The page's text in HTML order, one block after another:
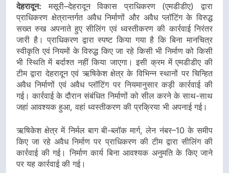
देहरादून: मसूरी–देहरादून विकास प्राधिकरण (एमडीडीए) द्वारा
प्राधिकरण क्षेत्रान्तर्गत अवैध निर्माणों और अवैध प्लॉटिंग के विरुद्ध
सख्त रुख अपनाते हुए सीलिंग एवं ध्वस्तीकरण की कार्रवाई निरंतर
जारी है। प्राधिकरण द्वारा स्पष्ट किया गया है कि बिना मानचित्र
स्वीकृति एवं नियमों के विरुद्ध किए जा रहे किसी भी निर्माण को किसी
भी स्थिति में बर्दाश्त नहीं किया जाएगा। इसी क्रम में एमडीडीए की
टीम द्वारा देहरादून एवं ऋषिकेश क्षेत्र के विभिन्न स्थानों पर चिन्हित
अवैध निर्माणों एवं अवैध प्लॉटिंग पर नियमानुसार कड़ी कार्रवाई की
गई। कार्रवाई के दौरान संबंधित निर्माणों को सील करने के साथ-साथ
जहां आवश्यक हुआ, वहां ध्वस्तीकरण की प्रक्रिया भी अपनाई गई।
ऋषिकेश क्षेत्र में निर्मल बाग बी-ब्लॉक मार्ग, लेन नंबर–10 के समीप
किए जा रहे अवैध निर्माण पर प्राधिकरण की टीम द्वारा सीलिंग की
कार्रवाई की गई। निर्माण कार्य बिना आवश्यक अनुमति के किए जाने
पर यह कार्रवाई की गई।